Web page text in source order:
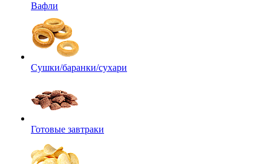
Вафли
Сушки/баранки/сухари
Готовые завтраки